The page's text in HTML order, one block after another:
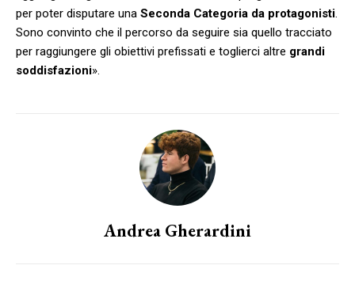
per poter disputare una Seconda Categoria da protagonisti.
Sono convinto che il percorso da seguire sia quello tracciato
per raggiungere gli obiettivi prefissati e toglierci altre grandi
soddisfazioni».
Andrea Gherardini